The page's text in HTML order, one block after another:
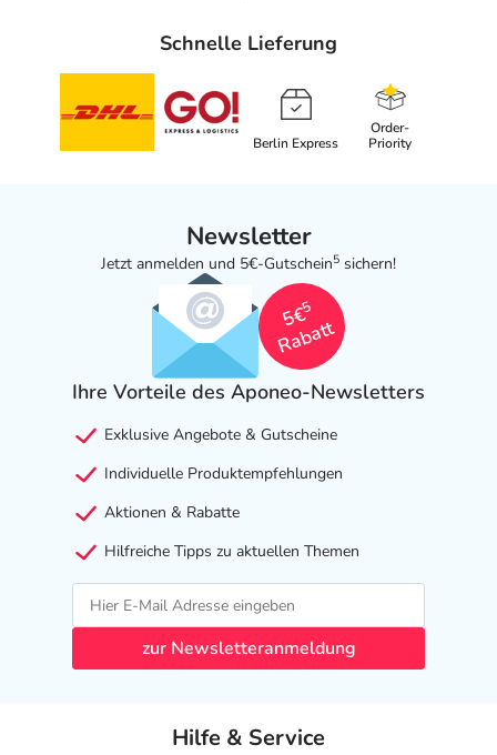
Schnelle Lieferung
Berlin Express
Order-
Priority
Newsletter
Jetzt anmelden und 5€-Gutschein5 sichern!
5€
5
Rabatt
Ihre Vorteile des Aponeo-Newsletters
Exklusive Angebote & Gutscheine
Individuelle Produktempfehlungen
Aktionen & Rabatte
Hilfreiche Tipps zu aktuellen Themen
zur Newsletteranmeldung
Hilfe & Service